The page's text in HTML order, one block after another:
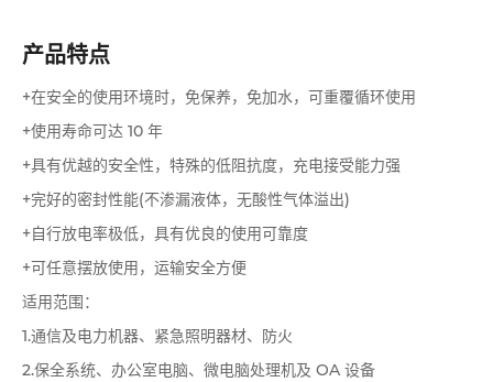
产品特点
+在安全的使用环境时，免保养，免加水，可重覆循环使用
+使用寿命可达 10 年
+具有优越的安全性，特殊的低阻抗度，充电接受能力强
+完好的密封性能(不渗漏液体，无酸性气体溢出)
+自行放电率极低，具有优良的使用可靠度
+可任意摆放使用，运输安全方便
适用范围：
1.通信及电力机器、紧急照明器材、防火
2.保全系统、办公室电脑、微电脑处理机及 OA 设备